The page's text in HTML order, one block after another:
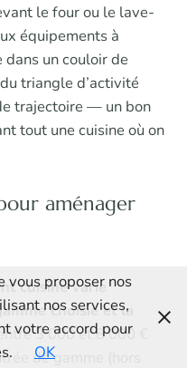
le four ou le lave-
équipements à
un couloir de
triangle d’activité
trajectoire — un bon
tout une cuisine où on
aménager
cuisine varie
choisie et la
3 000 et 8 000 €
de gamme (hors
vous proposer nos
nos services,
votre accord pour
OK